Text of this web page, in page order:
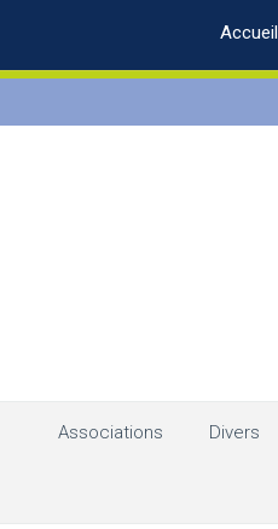
Accueil
Associations Divers